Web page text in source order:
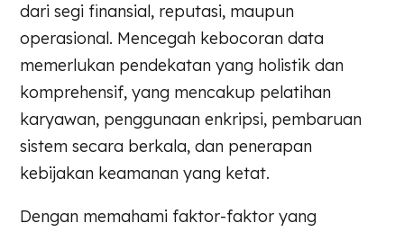
dari segi finansial, reputasi, maupun
operasional. Mencegah kebocoran data
memerlukan pendekatan yang holistik dan
komprehensif, yang mencakup pelatihan
karyawan, penggunaan enkripsi, pembaruan
sistem secara berkala, dan penerapan
kebijakan keamanan yang ketat.
Dengan memahami faktor-faktor yang